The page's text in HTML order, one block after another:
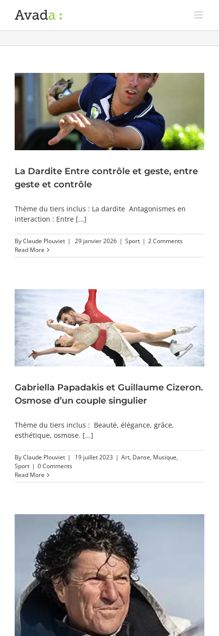
La Dardite Entre contrôle et geste, entre
geste et contrôle
Thème du tiers inclus : La dardite Antagonismes en
interaction : Entre [...]
ByClaude Plouviet | 29 janvier 2026 | Sport | 2 Comments
Read More
Gabriella Papadakis et Guillaume Cizeron.
Osmose d’un couple singulier
Thème du tiers inclus : Beauté, élégance, grâce,
esthétique, osmose. [...]
ByClaude Plouviet | 19 juillet 2023 | Art, Danse, Musique,
Sport | 0 Comments
Read More